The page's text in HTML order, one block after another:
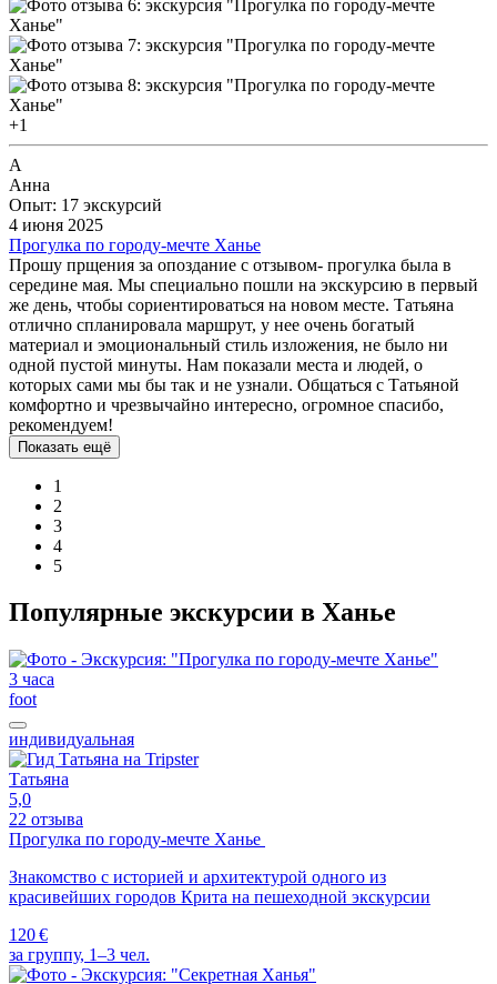
+1
А
Анна
Опыт: 17 экскурсий
4 июня 2025
Прогулка по городу-мечте Ханье
Прошу прщения за опоздание с отзывом- прогулка была в
середине мая. Мы специально пошли на экскурсию в первый
же день, чтобы сориентироваться на новом месте. Татьяна
отлично спланировала маршрут, у нее очень богатый
материал и эмоциональный стиль изложения, не было ни
одной пустой минуты. Нам показали места и людей, о
которых сами мы бы так и не узнали. Общаться с Татьяной
комфортно и чрезвычайно интересно, огромное спасибо,
рекомендуем!
Показать ещё
1
2
3
4
5
Популярные экскурсии в Ханье
3 часа
foot
индивидуальная
Татьяна
5,0
22 отзыва
Прогулка по городу-мечте Ханье
Знакомство с историей и архитектурой одного из
красивейших городов Крита на пешеходной экскурсии
120 €
за группу, 1–3 чел.